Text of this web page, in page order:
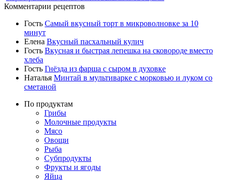
Комментарии рецептов
Гость Самый вкусный торт в микроволновке за 10
минут
Елена Вкусный пасхальный кулич
Гость Вкусная и быстрая лепешка на сковороде вместо
хлеба
Гость Гнёзда из фарша с сыром в духовке
Наталья Минтай в мультиварке с морковью и луком со
сметаной
По продуктам
Грибы
Молочные продукты
Мясо
Овощи
Рыба
Субпродукты
Фрукты и ягоды
Яйца